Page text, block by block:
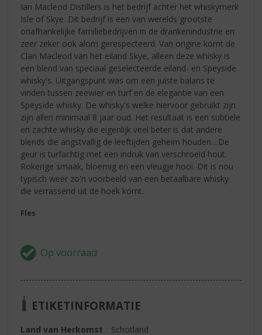
Ian Macleod Distillers is het bedrijf achter het whiskymerk
Isle of Skye. Dit bedrijf is een van werelds grootste
onafhankelijke familiebedrijven in de drankenindustrie en
zeer zeker ook alom gerespecteerd. Van origine komt de
Clan Macleod van het eiland Skye, alleen deze whisky is
een blend van speciaal geselecteerde eiland- en Speyside
whisky's. Uitgangspunt was om een juiste balans te
vinden tussen zeewier en turf en de elegantie van een
Speyside whisky. De whisky's welke hiervoor gebruikt zijn
zijn allen minimaal 8 jaar oud. Het resultaat is een subtiele
en zachte whisky die eigenlijk veel beter is dat andere
blends die angstvallig de leeftijden geheim houden....De
geur is turfachtig met een indruk van verschroeid hout.
Rokerige smaak, bloemig en een vleugje hooi. Dit is nou
typisch weer zo'n voorbeeld van een betaalbare whisky
die verrassend uit de hoek komt.
Fles
ETIKETINFORMATIE
Land van Herkomst
Schotland